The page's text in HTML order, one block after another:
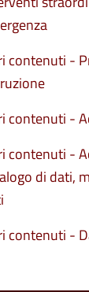
contenuti -
contenuti -
contenuti -
di dati,
contenuti -